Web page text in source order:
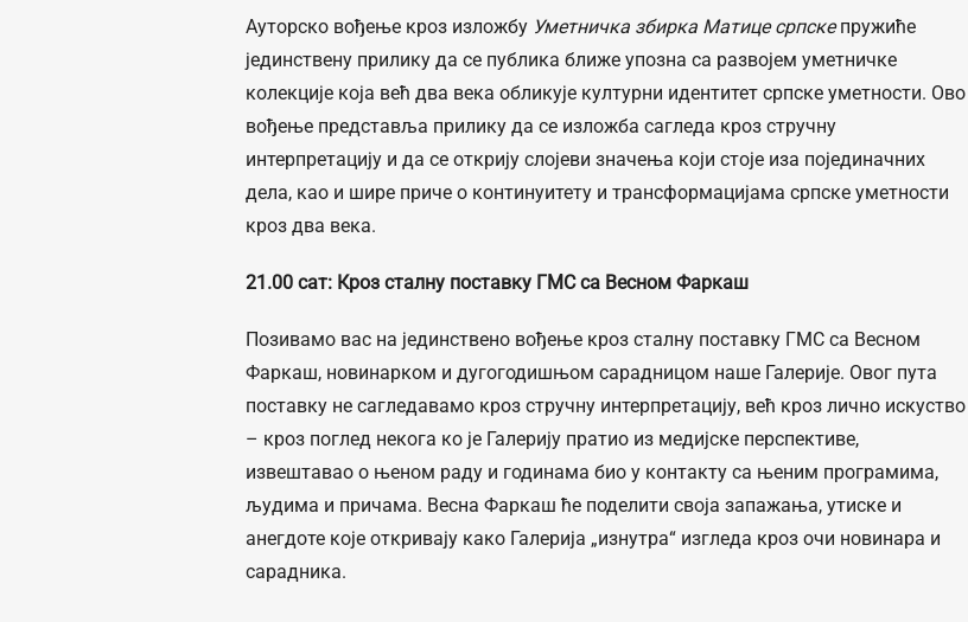
Ауторско вођење кроз изложбу Уметничка збирка Матице српскепружиће
јединствену прилику да се публика ближе упозна са развојем уметничке
колекције која већ два века обликује културни идентитет српске уметности. Ово
вођење представља прилику да се изложба сагледа кроз стручну
интерпретацију и да се открију слојеви значења који стоје иза појединачних
дела, као и шире приче о континуитету и трансформацијама српске уметности
кроз два века.
21.00 сат: Кроз сталну поставку ГМС са Весном Фаркаш
Позивамо вас на јединствено вођење кроз сталну поставку ГМС са Весном
Фаркаш, новинарком и дугогодишњом сарадницом наше Галерије. Овог пута
поставку не сагледавамо кроз стручну интерпретацију, већ кроз лично искуство
– кроз поглед некога ко је Галерију пратио из медијске перспективе,
извештавао о њеном раду и годинама био у контакту са њеним програмима,
људима и причама. Весна Фаркаш ће поделити своја запажања, утиске и
анегдоте које откривају како Галерија „изнутра“ изгледа кроз очи новинара и
сарадника.